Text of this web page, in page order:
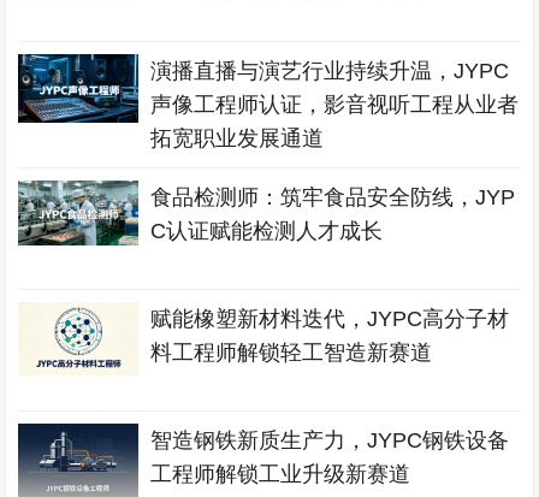
演播直播与演艺行业持续升温，JYPC
声像工程师认证，影音视听工程从业者
拓宽职业发展通道
食品检测师：筑牢食品安全防线，JYP
C认证赋能检测人才成长
赋能橡塑新材料迭代，JYPC高分子材
料工程师解锁轻工智造新赛道
智造钢铁新质生产力，JYPC钢铁设备
工程师解锁工业升级新赛道